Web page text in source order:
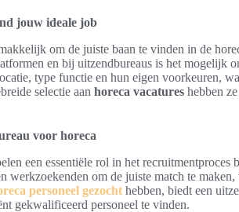
jouw ideale job
om de juiste baan te vinden in de
en bij uitzendbureaus is het mogelijk
type functie en hun eigen voorkeuren,
selectie aan horeca vacatures hebben
voor horeca
een essentiële rol in het recruitmentproces
werkzoekenden om de juiste match te
personeel gezocht hebben, biedt een
gekwalificeerd personeel te vinden.